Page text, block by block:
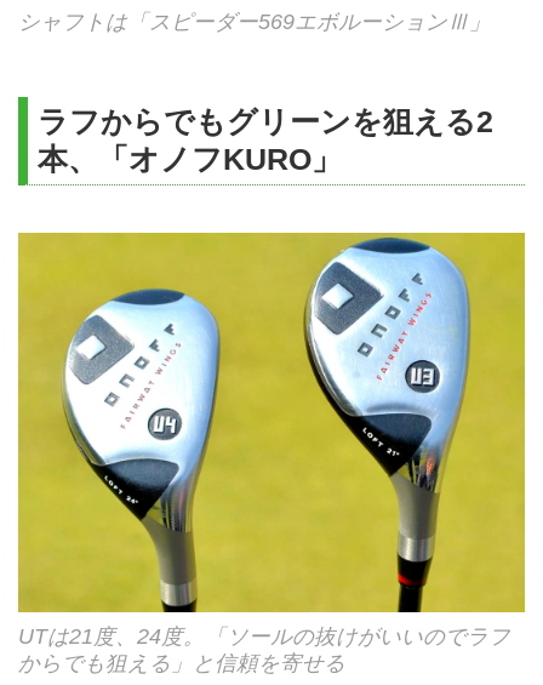
シャフトは「スピーダー569エボルーションⅢ」
ラフからでもグリーンを狙える2
本、「オノフKURO」
UTは21度、24度。「ソールの抜けがいいのでラフ
からでも狙える」と信頼を寄せる